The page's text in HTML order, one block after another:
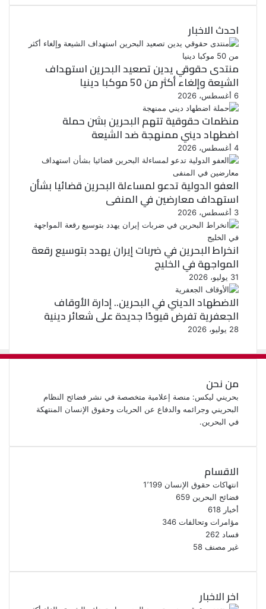
ب
ك
ي
ر
احدث الاخبار
منتدى حقوقي يدين تصعيد البحرين استهداف
الشيعة وإلغاء أكثر من 50 موكبا دينيا
6 أغسطس، 2026
منظمات حقوقية تتهم البحرين بشن حملة
اضطهاد ديني ممنهجة ضد الشيعة
4 أغسطس، 2026
العفو الدولية تدعو لمساءلة البحرين قضائيا بشأن
استهداف معارضين في المنفى
3 أغسطس، 2026
انخراط البحرين في ضربات إيران يهدد بتوسيع رقعة
المواجهة في الخليج
31 يوليو، 2026
الاضطهاد الديني في البحرين.. إدارة الأوقاف
الجعفرية تفرض قيودًا جديدة على شعائر دينية
28 يوليو، 2026
من نحن
بحريني ليكس: منصة إعلامية متخصصة في نشر فضائح النظام
البحريني وجرائمه والدفاع عن الحريات وحقوق الإنسان المنتهكة
في البحرين.
الاقسام
انتهاكات حقوق الإنسان 1٬199
فضائح البحرين 659
أخبار 618
مؤامرات وتحالفات 346
فساد 262
غير مصنف 58
اخر الاخبار